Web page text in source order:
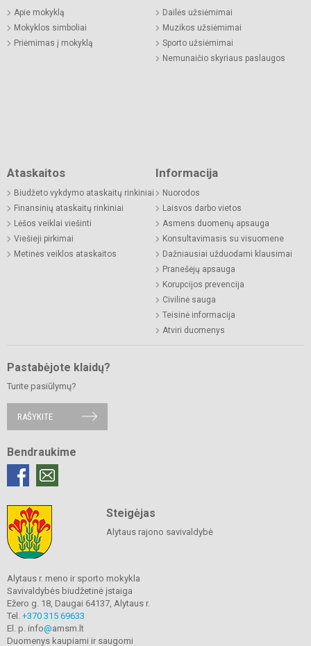
Apie mokyklą
Mokyklos simboliai
Priėmimas į mokyklą
Dailės užsiėmimai
Muzikos užsiėmimai
Sporto užsiėmimai
Nemunaičio skyriaus paslaugos
Ataskaitos
Biudžeto vykdymo ataskaitų rinkiniai
Finansinių ataskaitų rinkiniai
Lėšos veiklai viešinti
Viešieji pirkimai
Metinės veiklos ataskaitos
Informacija
Nuorodos
Laisvos darbo vietos
Asmens duomenų apsauga
Konsultavimasis su visuomene
Dažniausiai užduodami klausimai
Pranešėjų apsauga
Korupcijos prevencija
Civilinė sauga
Teisinė informacija
Atviri duomenys
Pastabėjote klaidų?
Turite pasiūlymų?
RAŠYKITE
Bendraukime
Steigėjas
Alytaus rajono savivaldybė
Alytaus r. meno ir sporto mokykla
Savivaldybės biudžetinė įstaiga
Ežero g. 18, Daugai 64137, Alytaus r.
Tel. +370 315 69633
El. p. info@amsm.lt
Duomenys kaupiami ir saugomi